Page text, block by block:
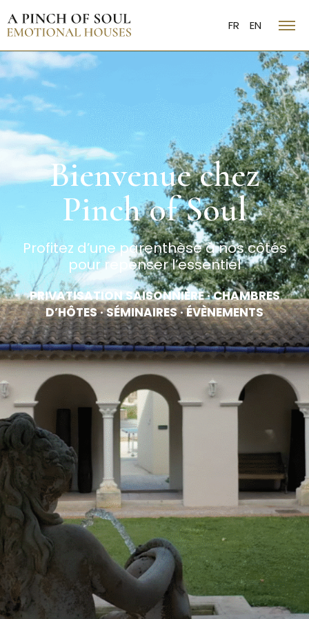
FR EN
Bienvenue chez
Pinch of Soul
Profitez d’une parenthèse à nos côtés
pour repenser l’essentiel
PRIVATISATION SAISONNIÈRE · CHAMBRES
D’HÔTES · SÉMINAIRES · ÉVÈNEMENTS